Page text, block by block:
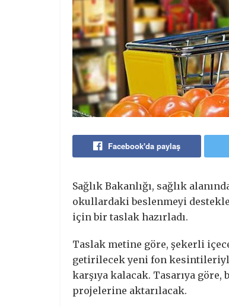
Facebook'da paylaş
Sağlık Bakanlığı, sağlık
okullardaki beslenmeyi
için bir taslak hazırladı.
Taslak metine göre, şekerli
getirilecek yeni fon
karşıya kalacak. Tasarıya
projelerine aktarılacak.